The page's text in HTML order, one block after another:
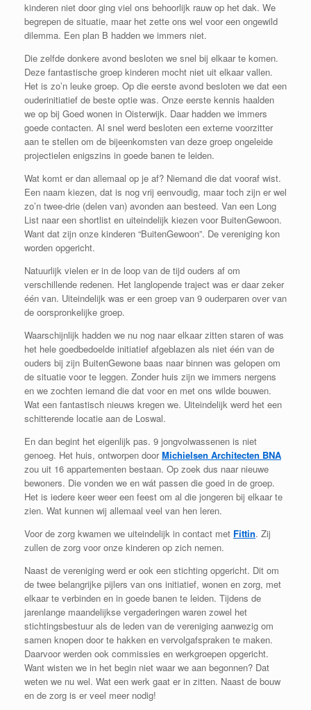
kinderen niet door ging viel ons behoorlijk rauw op het dak. We
begrepen de situatie, maar het zette ons wel voor een ongewild
dilemma. Een plan B hadden we immers niet.
Die zelfde donkere avond besloten we snel bij elkaar te komen.
Deze fantastische groep kinderen mocht niet uit elkaar vallen.
Het is zo’n leuke groep. Op die eerste avond besloten we dat een
ouderinitiatief de beste optie was. Onze eerste kennis haalden
we op bij Goed wonen in Oisterwijk. Daar hadden we immers
goede contacten. Al snel werd besloten een externe voorzitter
aan te stellen om de bijeenkomsten van deze groep ongeleide
projectielen enigszins in goede banen te leiden.
Wat komt er dan allemaal op je af? Niemand die dat vooraf wist.
Een naam kiezen, dat is nog vrij eenvoudig, maar toch zijn er wel
zo’n twee-drie (delen van) avonden aan besteed. Van een Long
List naar een shortlist en uiteindelijk kiezen voor BuitenGewoon.
Want dat zijn onze kinderen “BuitenGewoon”. De vereniging kon
worden opgericht.
Natuurlijk vielen er in de loop van de tijd ouders af om
verschillende redenen. Het langlopende traject was er daar zeker
één van. Uiteindelijk was er een groep van 9 ouderparen over van
de oorspronkelijke groep.
Waarschijnlijk hadden we nu nog naar elkaar zitten staren of was
het hele goedbedoelde initiatief afgeblazen als niet één van de
ouders bij zijn BuitenGewone baas naar binnen was gelopen om
de situatie voor te leggen. Zonder huis zijn we immers nergens
en we zochten iemand die dat voor en met ons wilde bouwen.
Wat een fantastisch nieuws kregen we. Uiteindelijk werd het een
schitterende locatie aan de Loswal.
En dan begint het eigenlijk pas. 9 jongvolwassenen is niet
genoeg. Het huis, ontworpen doorMichielsen Architecten BNA
zou uit 16 appartementen bestaan. Op zoek dus naar nieuwe
bewoners. Die vonden we en wát passen die goed in de groep.
Het is iedere keer weer een feest om al die jongeren bij elkaar te
zien. Wat kunnen wij allemaal veel van hen leren.
Voor de zorg kwamen we uiteindelijk in contact met Fittin. Zij
zullen de zorg voor onze kinderen op zich nemen.
Naast de vereniging werd er ook een stichting opgericht. Dit om
de twee belangrijke pijlers van ons initiatief, wonen en zorg, met
elkaar te verbinden en in goede banen te leiden. Tijdens de
jarenlange maandelijkse vergaderingen waren zowel het
stichtingsbestuur als de leden van de vereniging aanwezig om
samen knopen door te hakken en vervolgafspraken te maken.
Daarvoor werden ook commissies en werkgroepen opgericht.
Want wisten we in het begin niet waar we aan begonnen? Dat
weten we nu wel. Wat een werk gaat er in zitten. Naast de bouw
en de zorg is er veel meer nodig!